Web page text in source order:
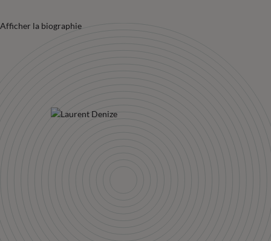
Afficher la biographie